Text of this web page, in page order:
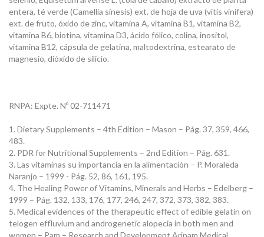
entera, té verde (Camellia sinesis) ext. de hoja de uva (vitis vinifera)
ext. de fruto, óxido de zinc, vitamina A, vitamina B1, vitamina B2,
vitamina B6, biotina, vitamina D3, ácido fólico, colina, inositol,
vitamina B12, cápsula de gelatina, maltodextrina, estearato de
magnesio, dióxido de silicio.
RNPA: Expte. Nº 02-711471
1. Dietary Supplements – 4th Edition – Mason – Pág. 37, 359, 466,
483.
2. PDR for Nutritional Supplements – 2nd Edition – Pág. 631.
3. Las vitaminas su importancia en la alimentación – P. Moraleda
Naranjo – 1999 - Pág. 52, 86, 161, 195.
4. The Healing Power of Vitamins, Minerals and Herbs – Edelberg –
1999 – Pág. 132, 133, 176, 177, 246, 247, 372, 373, 382, 383.
5. Medical evidences of the therapeutic effect of edible gelatin on
telogen effluvium and androgenetic alopecia in both men and
women – Pam – Research and Development Aripam Medical